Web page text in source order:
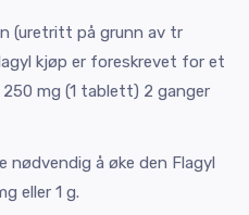
(uretritt på grunn av tr
kjøp er foreskrevet for et
mg (1 tablett) 2 ganger
å øke den Flagyl
eller 1 g.